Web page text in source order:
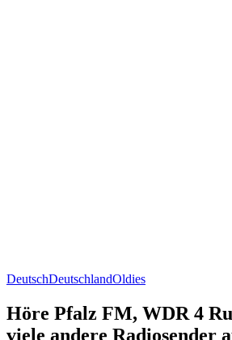
DeutschDeutschlandOldies
Höre Pfalz FM, WDR 4
viele andere Radiosender